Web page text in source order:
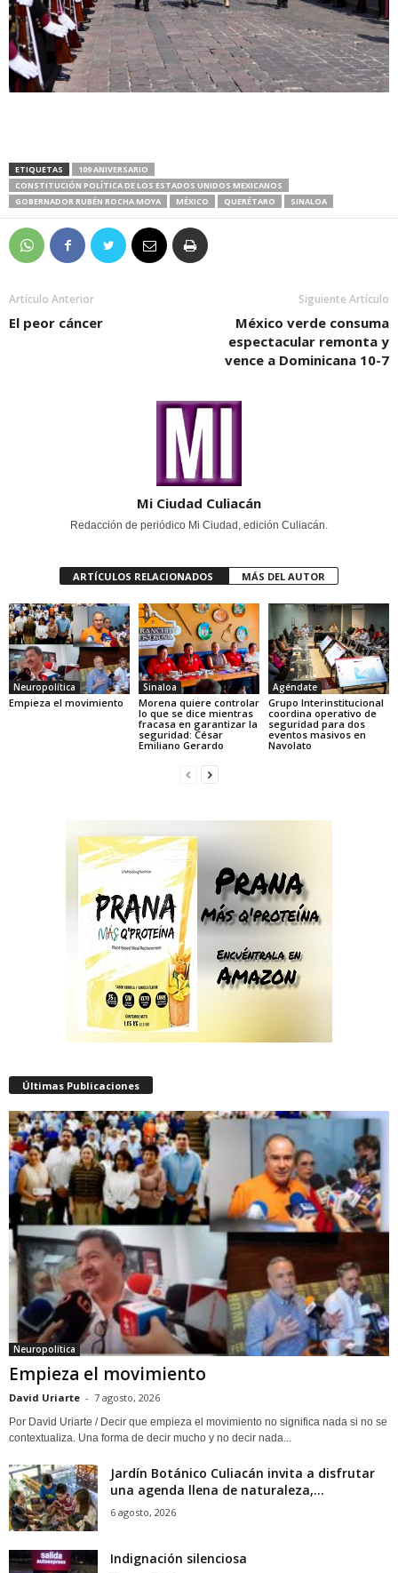
ETIQUETAS
109 ANIVERSARIO
CONSTITUCIÓN POLÍTICA DE LOS ESTADOS UNIDOS MEXICANOS
GOBERNADOR RUBÉN ROCHA MOYA
MÉXICO QUERÉTARO SINALOA
Artículo Anterior
El peor cáncer
Siguiente Artículo
México verde consuma
espectacular remonta y
vence a Dominicana 10-7
Mi Ciudad Culiacán
Redacción de periódico Mi Ciudad, edición Culiacán.
ARTÍCULOS RELACIONADOS MÁS DEL AUTOR
Neuropolítica
Empieza el movimiento
Sinaloa
Morena quiere controlar
lo que se dice mientras
fracasa en garantizar la
seguridad: César
Emiliano Gerardo
Agéndate
Grupo Interinstitucional
coordina operativo de
seguridad para dos
eventos masivos en
Navolato
Últimas Publicaciones
Neuropolítica
Empieza el movimiento
David Uriarte - 7 agosto, 2026
Por David Uriarte / Decir que empieza el movimiento no significa nada si no se
contextualiza. Una forma de decir mucho y no decir nada...
Jardín Botánico Culiacán invita a disfrutar
una agenda llena de naturaleza,...
6 agosto, 2026
Indignación silenciosa